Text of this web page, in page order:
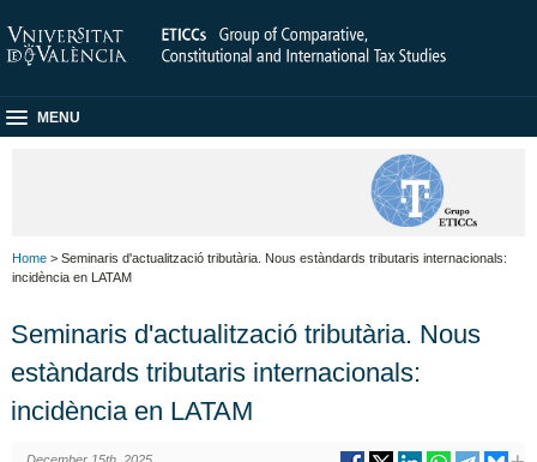
MENU
Home > Seminaris d'actualització tributària. Nous estàndards tributaris internacionals:
incidència en LATAM
Seminaris d'actualització tributària. Nous
estàndards tributaris internacionals:
incidència en LATAM